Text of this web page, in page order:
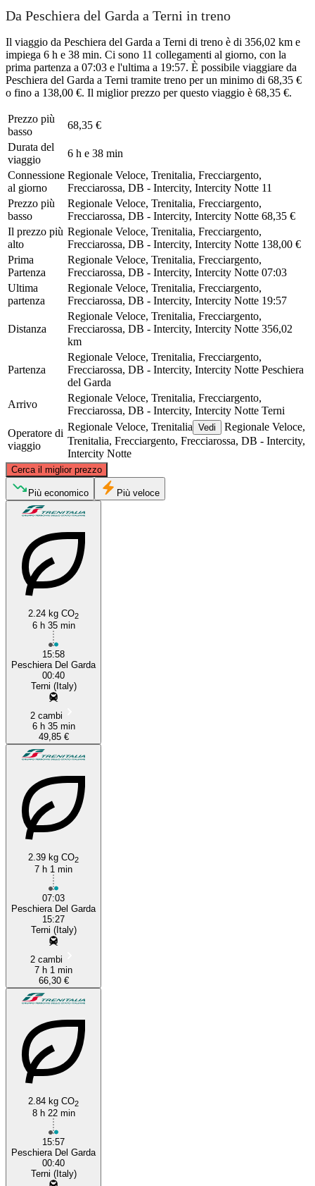
Da Peschiera del Garda a Terni in treno
Il viaggio da Peschiera del Garda a Terni di treno è di 356,02 km e
impiega 6 h e 38 min. Ci sono 11 collegamenti al giorno, con la
prima partenza a 07:03 e l'ultima a 19:57. È possibile viaggiare da
Peschiera del Garda a Terni tramite treno per un minimo di 68,35 €
o fino a 138,00 €. Il miglior prezzo per questo viaggio è 68,35 €.
Prezzo più
basso
68,35 €
Durata del
viaggio
6 h e 38 min
Connessione
al giorno
Regionale Veloce, Trenitalia, Frecciargento,
Frecciarossa, DB - Intercity, Intercity Notte 11
Prezzo più
basso
Regionale Veloce, Trenitalia, Frecciargento,
Frecciarossa, DB - Intercity, Intercity Notte 68,35 €
Il prezzo più
alto
Regionale Veloce, Trenitalia, Frecciargento,
Frecciarossa, DB - Intercity, Intercity Notte 138,00 €
Prima
Partenza
Regionale Veloce, Trenitalia, Frecciargento,
Frecciarossa, DB - Intercity, Intercity Notte 07:03
Ultima
partenza
Regionale Veloce, Trenitalia, Frecciargento,
Frecciarossa, DB - Intercity, Intercity Notte 19:57
Distanza
Regionale Veloce, Trenitalia, Frecciargento,
Frecciarossa, DB - Intercity, Intercity Notte 356,02
km
Partenza
Regionale Veloce, Trenitalia, Frecciargento,
Frecciarossa, DB - Intercity, Intercity Notte Peschiera
del Garda
Arrivo
Regionale Veloce, Trenitalia, Frecciargento,
Frecciarossa, DB - Intercity, Intercity Notte Terni
Operatore di
viaggio
Regionale Veloce, Trenitalia Vedi
Regionale Veloce,
Trenitalia, Frecciargento, Frecciarossa, DB - Intercity,
Intercity Notte
Cerca il miglior prezzo
Peschiera del Garda
Più economico Più veloce
2.24 kg CO2
6 h 35 min
15:58
Peschiera Del Garda
00:40
Terni (Italy)
2 cambi
6 h 35 min
49,85 €
2.39 kg CO2
7 h 1 min
07:03
Peschiera Del Garda
15:27
Terni (Italy)
2 cambi
7 h 1 min
66,30 €
2.84 kg CO2
8 h 22 min
15:57
Peschiera Del Garda
00:40
Terni (Italy)